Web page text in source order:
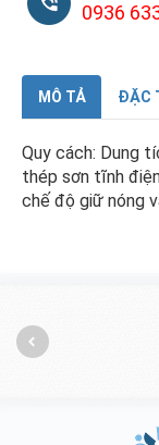
0936
MÔ TẢ ĐẶC
Quy cách: Dung
thép sơn tĩnh
chế độ giữ nóng